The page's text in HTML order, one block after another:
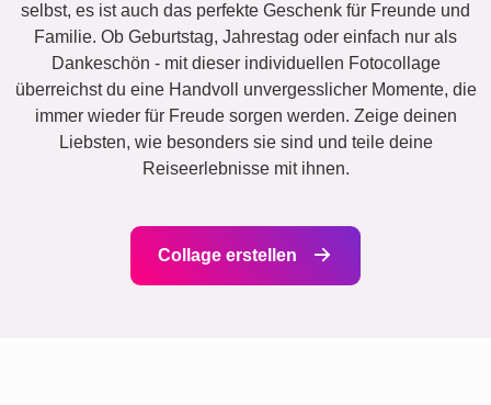
selbst, es ist auch das perfekte Geschenk für Freunde und
Familie. Ob Geburtstag, Jahrestag oder einfach nur als
Dankeschön - mit dieser individuellen Fotocollage
überreichst du eine Handvoll unvergesslicher Momente, die
immer wieder für Freude sorgen werden. Zeige deinen
Liebsten, wie besonders sie sind und teile deine
Reiseerlebnisse mit ihnen.
Collage erstellen